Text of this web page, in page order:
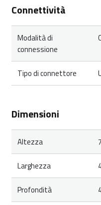
Connettività
Modalità di
connessione
Tipo di connettore
Dimensioni
Altezza
Larghezza
Profondità